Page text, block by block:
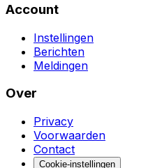
Account
Instellingen
Berichten
Meldingen
Over
Privacy
Voorwaarden
Contact
Cookie-instellingen